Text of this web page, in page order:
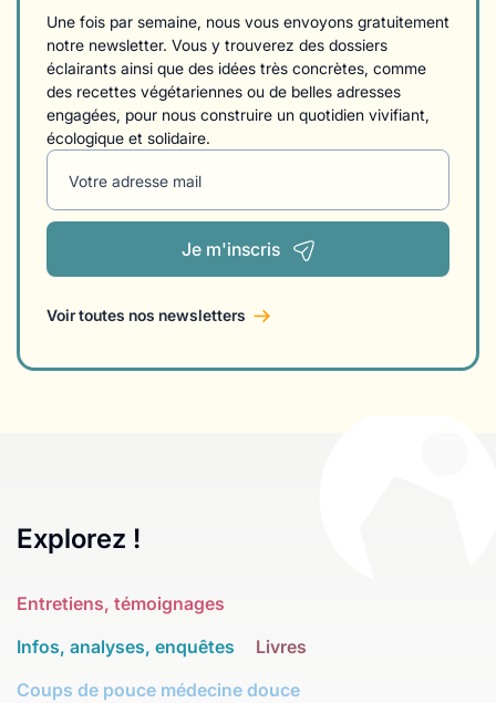
Une fois par semaine, nous vous envoyons gratuitement
notre newsletter. Vous y trouverez des dossiers
éclairants ainsi que des idées très concrètes, comme
des recettes végétariennes ou de belles adresses
engagées, pour nous construire un quotidien vivifiant,
écologique et solidaire.
Votre adresse mail
Je m'inscris
Voir toutes nos newsletters
Explorez !
Entretiens, témoignages
Infos, analyses, enquêtes
Livres
Coups de pouce médecine douce